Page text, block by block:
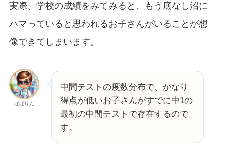
実際、学校の成績をみてみると、もう底なし沼に
ハマっていると思われるお子さんがいることが想
像できてしまいます。
ぱぱりん
中間テストの度数分布で、かなり
得点が低いお子さんがすでに中1の
最初の中間テストで存在するので
す。